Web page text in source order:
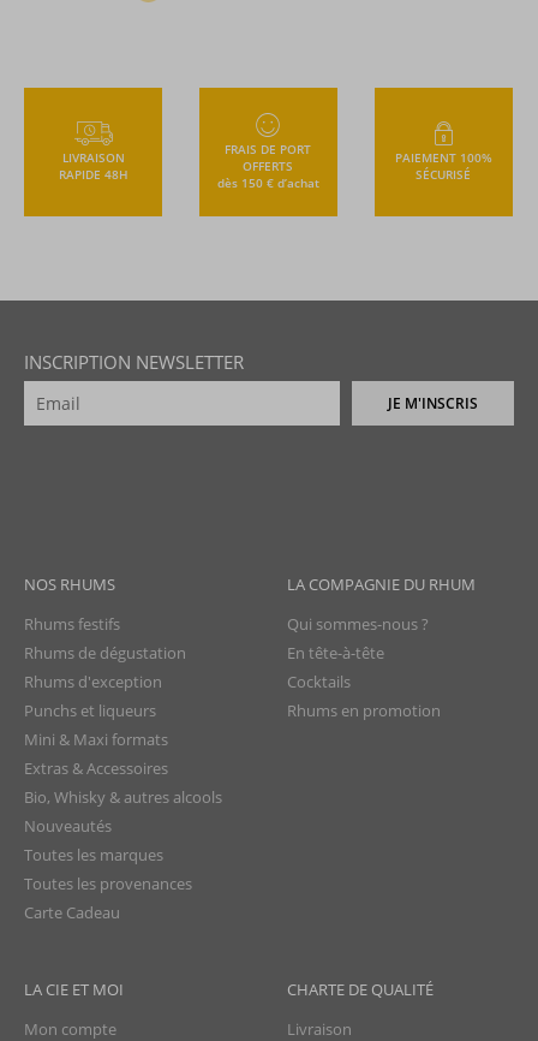
LIVRAISON
RAPIDE 48H
FRAIS DE PORT
OFFERTS
dès 150 € d’achat
PAIEMENT 100%
SÉCURISÉ
INSCRIPTION NEWSLETTER
JE M'INSCRIS
NOS RHUMS
Rhums festifs
Rhums de dégustation
Rhums d'exception
Punchs et liqueurs
Mini & Maxi formats
Extras & Accessoires
Bio, Whisky & autres alcools
Nouveautés
Toutes les marques
Toutes les provenances
Carte Cadeau
LA COMPAGNIE DU RHUM
Qui sommes-nous ?
En tête-à-tête
Cocktails
Rhums en promotion
LA CIE ET MOI
Mon compte
CHARTE DE QUALITÉ
Livraison